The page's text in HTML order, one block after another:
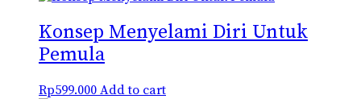
Konsep Menyelami Diri Untuk
Pemula
Rp599.000 Add to cart